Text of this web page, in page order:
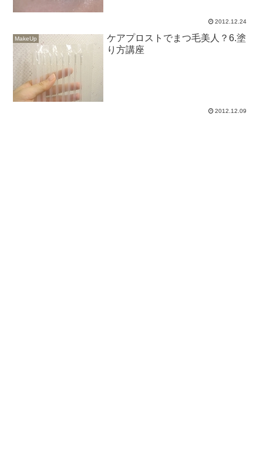
2012.12.24
MakeUp
ケアプロストでまつ毛美人？6.塗
り方講座
2012.12.09